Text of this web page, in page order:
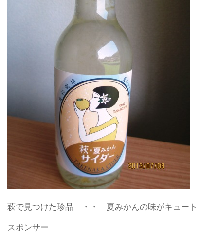
萩で見つけた珍品 ・・ 夏みかんの味がキュート
スポンサー